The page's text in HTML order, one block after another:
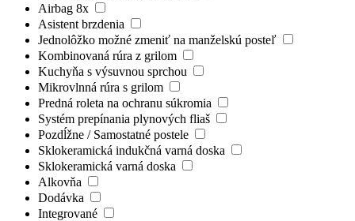
Airbag 8x
Asistent brzdenia
Jednolôžko možné zmeniť na manželskú posteľ
Kombinovaná rúra z grilom
Kuchyňa s výsuvnou sprchou
Mikrovlnná rúra s grilom
Predná roleta na ochranu súkromia
Systém prepínania plynových fliaš
Pozdĺžne / Samostatné postele
Sklokeramická indukčná varná doska
Sklokeramická varná doska
Alkovňa
Dodávka
Integrované